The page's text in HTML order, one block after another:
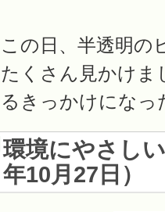
この日、半透明の
たくさん見かけま
るきっかけにな
環境にやさし
年10月27日 ）